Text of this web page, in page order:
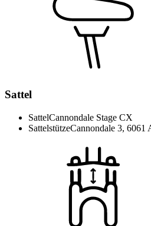
Sattel
SattelCannondale Stage CX
SattelstützeCannondale 3, 6061